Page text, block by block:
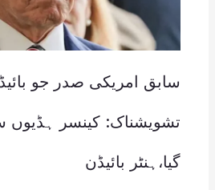
سابق امریکی صدر جو
تشویشناک: کینسر ہڈیوں
گیا،ہنٹر بائیڈن